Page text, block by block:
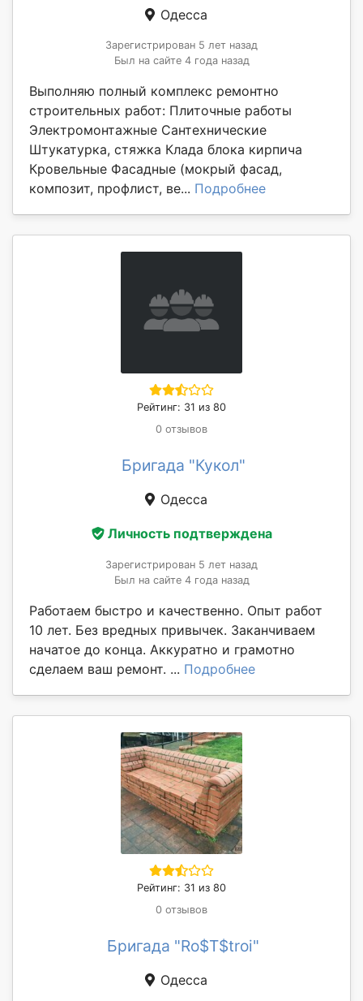
Одесса
Зарегистрирован 5 лет назад
Был на сайте 4 года назад
Выполняю полный комплекс ремонтно
строительных работ: Плиточные работы
Электромонтажные Сантехнические
Штукатурка, стяжка Клада блока кирпича
Кровельные Фасадные (мокрый фасад,
композит, профлист, ве... Подробнее
Рейтинг: 31 из 80
0 отзывов
Бригада "Кукол"
Одесса
Личность подтверждена
Зарегистрирован 5 лет назад
Был на сайте 4 года назад
Работаем быстро и качественно. Опыт работ
10 лет. Без вредных привычек. Заканчиваем
начатое до конца. Аккуратно и грамотно
сделаем ваш ремонт. ... Подробнее
Рейтинг: 31 из 80
0 отзывов
Бригада "Ro$T$troi"
Одесса